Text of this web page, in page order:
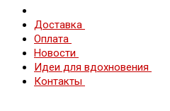
Доставка
Оплата
Новости
Идеи для вдохновения
Контакты